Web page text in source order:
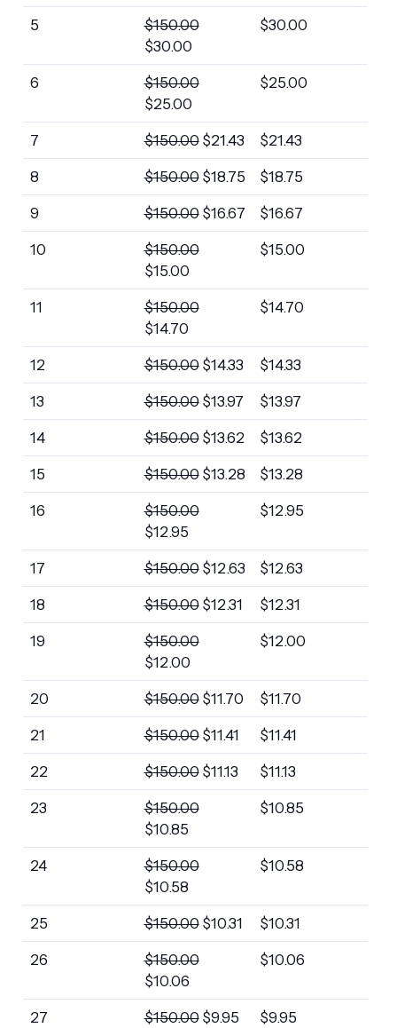
5 $150.00
$30.00
$30.00
6 $150.00
$25.00
$25.00
7 $150.00 $21.43 $21.43
8 $150.00 $18.75 $18.75
9 $150.00 $16.67 $16.67
10 $150.00
$15.00
$15.00
11 $150.00
$14.70
$14.70
12 $150.00 $14.33 $14.33
13 $150.00 $13.97 $13.97
14 $150.00 $13.62 $13.62
15 $150.00 $13.28 $13.28
16 $150.00
$12.95
$12.95
17 $150.00 $12.63 $12.63
18 $150.00 $12.31 $12.31
19 $150.00
$12.00
$12.00
20 $150.00 $11.70 $11.70
21 $150.00 $11.41 $11.41
22 $150.00 $11.13 $11.13
23 $150.00
$10.85
$10.85
24 $150.00
$10.58
$10.58
25 $150.00 $10.31 $10.31
26 $150.00
$10.06
$10.06
27 $150.00 $9.95 $9.95